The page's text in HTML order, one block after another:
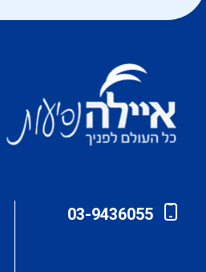
03-9436055